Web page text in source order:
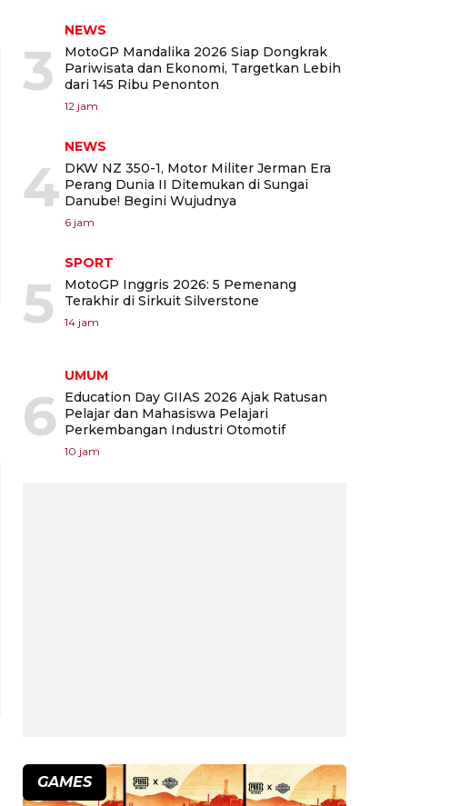
3
NEWS
MotoGP Mandalika 2026 Siap Dongkrak
Pariwisata dan Ekonomi, Targetkan Lebih
dari 145 Ribu Penonton
12 jam
4
NEWS
DKW NZ 350-1, Motor Militer Jerman Era
Perang Dunia II Ditemukan di Sungai
Danube! Begini Wujudnya
6 jam
5
SPORT
MotoGP Inggris 2026: 5 Pemenang
Terakhir di Sirkuit Silverstone
14 jam
6
UMUM
Education Day GIIAS 2026 Ajak Ratusan
Pelajar dan Mahasiswa Pelajari
Perkembangan Industri Otomotif
10 jam
GAMES